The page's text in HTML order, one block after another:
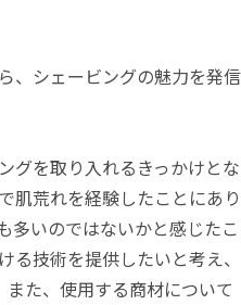
、シェービングの魅力を発信
グを取り入れるきっかけとな
肌荒れを経験したことにあり
多いのではないかと感じたこ
る技術を提供したいと考え、
た、使用する商材について